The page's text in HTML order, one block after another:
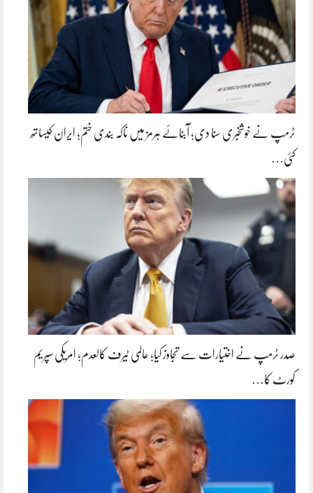
ٹرمپ نے خوشخبری سنا دی؛ آبنائے ہرمز میں ناکہ بندی ختم؛ ایران کیساتھ
کئی…
صدر ٹرمپ نے اختیارات سے تجاوز کیا؛ عالمی ٹیرف کالعدم؛ امریکی سپریم
کورٹ کا…